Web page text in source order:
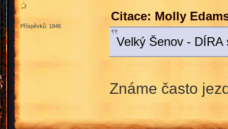
Příspěvků: 1846
Citace: Molly
Velký Šenov -
Známe často